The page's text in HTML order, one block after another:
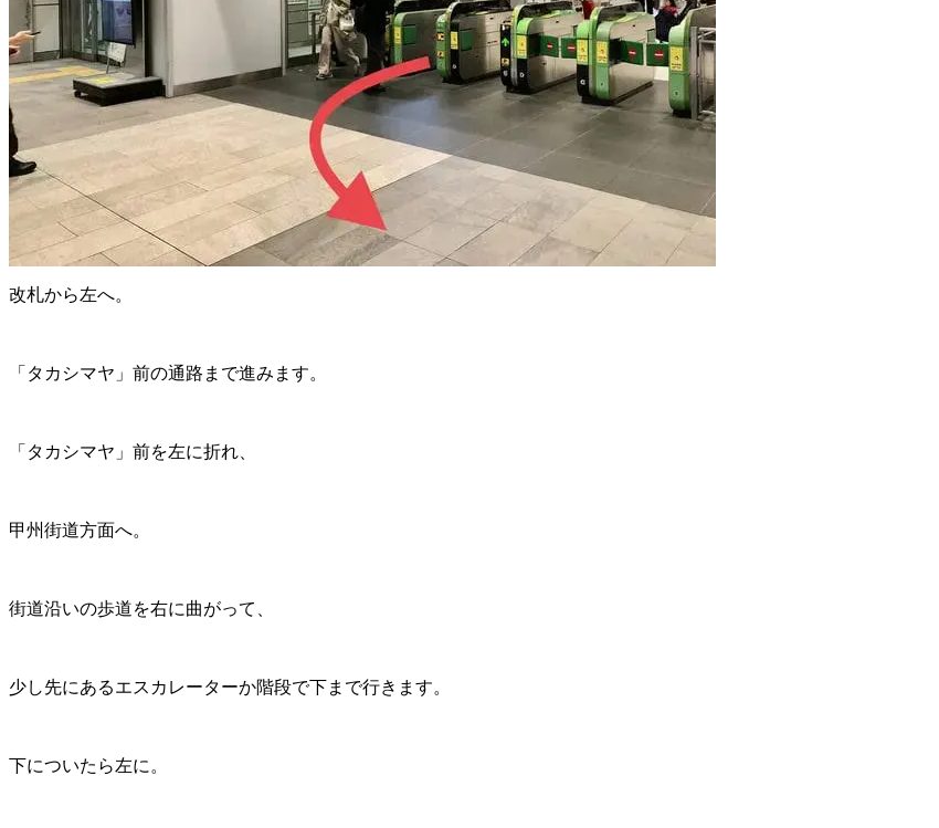
改札から左へ。
「タカシマヤ」前の通路まで進みます。
「タカシマヤ」前を左に折れ、
甲州街道方面へ。
街道沿いの歩道を右に曲がって、
少し先にあるエスカレーターか階段で下まで行きます。
下についたら左に。